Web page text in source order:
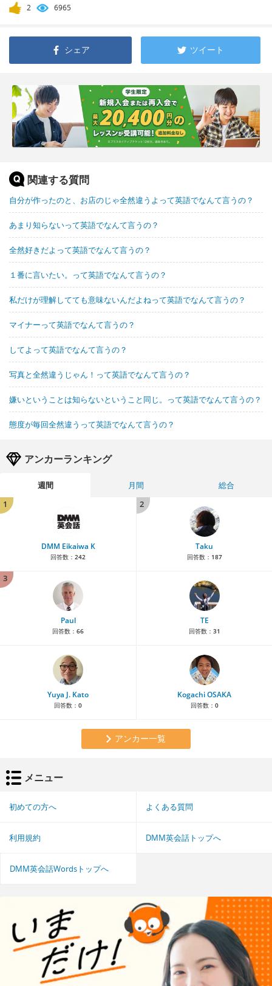
2 6965
シェア ツイート
関連する質問
自分が作ったのと、お店のじゃ全然違うよって英語でなんて言うの？
あまり知らないって英語でなんて言うの？
全然好きだよって英語でなんて言うの？
１番に言いたい。って英語でなんて言うの？
私だけが理解してても意味ないんだよねって英語でなんて言うの？
マイナーって英語でなんて言うの？
してよって英語でなんて言うの？
写真と全然違うじゃん！って英語でなんて言うの？
嫌いということは知らないということ同じ。って英語でなんて言うの？
態度が毎回全然違うって英語でなんて言うの？
アンカーランキング
週間 月間
総合
1
DMM Eikaiwa K
回答数： 242
2
Taku
回答数： 187
3
Paul
回答数： 66
TE
回答数： 31
Yuya J. Kato
回答数： 0
Kogachi OSAKA
回答数： 0
アンカー一覧
メニュー
初めての方へ よくある質問
利用規約 DMM英会話トップへ
DMM英会話Wordsトップへ